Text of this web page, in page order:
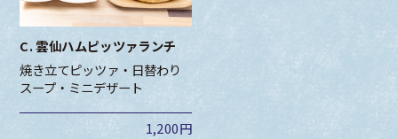
C. 雲仙ハムピッツァランチ
焼き立てピッツァ・日替わり
スープ・ミニデザート
1,200円